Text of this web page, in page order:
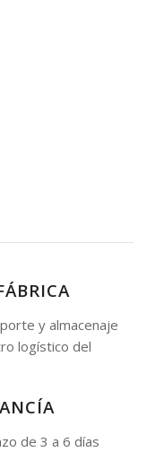
y almacenaje
logístico del
de 3 a 6 días